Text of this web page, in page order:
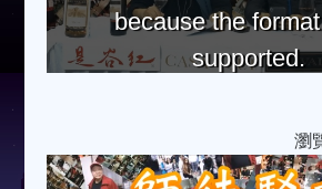
because the
supported.
瀏